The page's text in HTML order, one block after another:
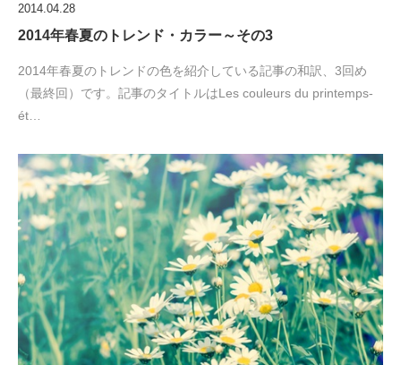
2014.04.28
2014年春夏のトレンド・カラー～その3
2014年春夏のトレンドの色を紹介している記事の和訳、3回め
（最終回）です。記事のタイトルはLes couleurs du printemps-
ét…